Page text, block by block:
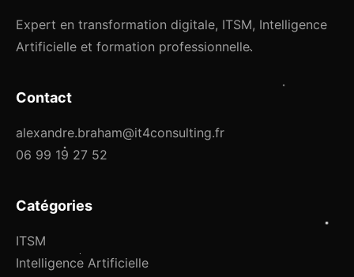
Expert en transformation digitale, ITSM, Intelligence
Artificielle et formation professionnelle.
Contact
alexandre.braham@it4consulting.fr
06 99 19 27 52
Catégories
ITSM
Intelligence Artificielle